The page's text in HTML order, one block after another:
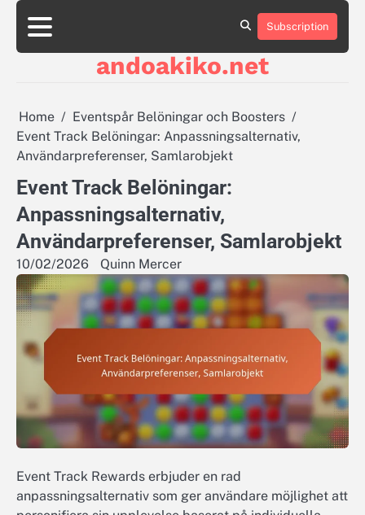
Skip
content
About
Contact
Cookie
Privacy
Sitemap
Terms
Conditions
Subscription
andoakiko.net
Home
Eventspår Belöningar och Boosters
Event Track Belöningar: Anpassningsalternativ,
Användarpreferenser, Samlarobjekt
Event Track Belöningar:
Anpassningsalternativ,
Användarpreferenser, Samlarobjekt
10/02/2026 Quinn Mercer
Event Track Rewards erbjuder en rad
anpassningsalternativ som ger användare möjlighet att